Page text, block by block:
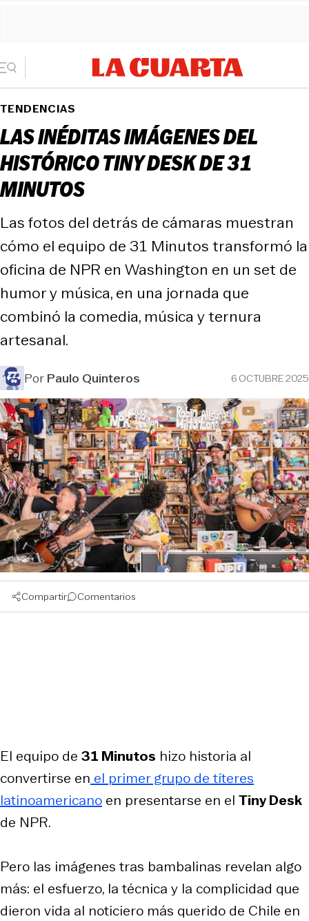
TENDENCIAS
LAS INÉDITAS IMÁGENES DEL
HISTÓRICO TINY DESK DE 31
MINUTOS
Las fotos del detrás de cámaras muestran
cómo el equipo de 31 Minutos transformó la
oficina de NPR en Washington en un set de
humor y música, en una jornada que
combinó la comedia, música y ternura
artesanal.
PorPaulo Quinteros 6 OCTUBRE 2025
Compartir Comentarios
El equipo de 31 Minutos hizo historia al
convertirse en el primer grupo de títeres
latinoamericano en presentarse en el Tiny Desk
de NPR.
Pero las imágenes tras bambalinas revelan algo
más: el esfuerzo, la técnica y la complicidad que
dieron vida al noticiero más querido de Chile en